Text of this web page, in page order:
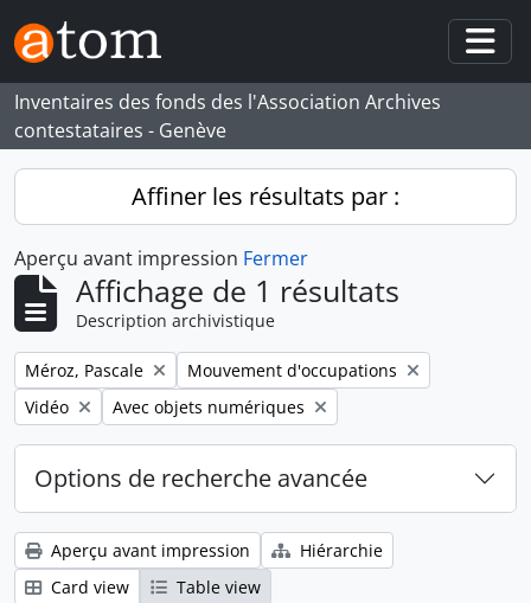
Skip to main content
Inventaires des fonds des l'Association Archives
contestataires - Genève
Affiner les résultats par :
Aperçu avant impression Fermer
Affichage de 1 résultats
Description archivistique
Remove filter:
Méroz, Pascale Remove filter:
Mouvement d'occupations
Remove filter:
Vidéo Remove filter:
Avec objets numériques
Options de recherche avancée
Aperçu avant impression
Hiérarchie
Card view
Table view